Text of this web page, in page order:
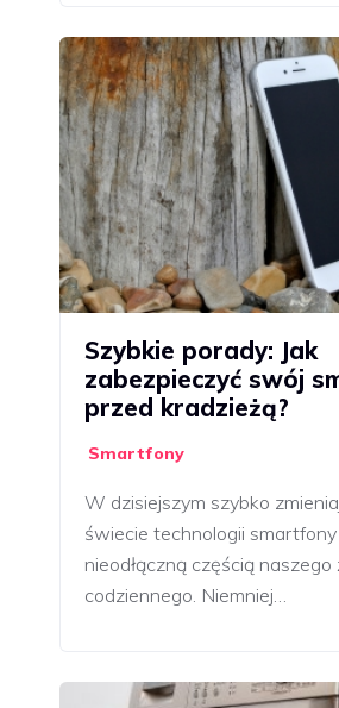
Szybkie porady: Jak
zabezpieczyć swój
przed kradzieżą?
Smartfony
W dzisiejszym szybko
świecie technologii smartfony
nieodłączną częścią naszego
codziennego. Niemniej…